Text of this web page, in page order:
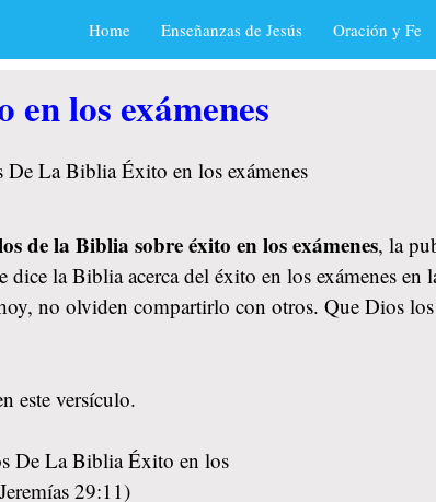
Home Enseñanzas de Jesús Oración y Fe
los exámenes
de la Biblia sobre éxito en los exámenes, la
la Biblia acerca del éxito en los exámenes en
no olviden compartirlo con otros. Que Dios
este versículo.